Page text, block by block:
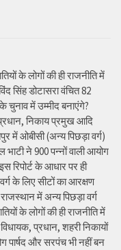
के लोगों की ही राजनीति में
सिंह डोटासरा वंचित 82
चुनाव में उम्मीद बनाएंगे?
निकाय प्रमुख आदि
में ओबीसी (अन्य पिछड़ा वर्ग)
ने 900 पन्नों वाली आयोग
रिपोर्ट के आधार पर ही
के लिए सीटों का आरक्षण
में अन्य पिछड़ा वर्ग
के लोगों की ही राजनीति में
प्रधान, शहरी निकायों
और सरपंच भी नहीं बन